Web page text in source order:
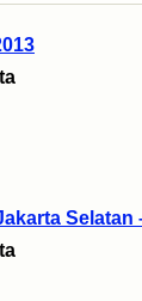
Selatan